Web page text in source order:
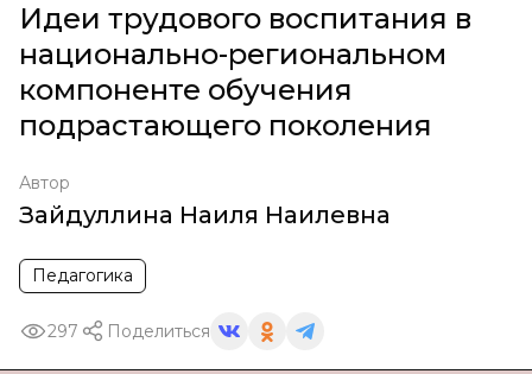
Идеи трудового воспитания в
национально-региональном
компоненте обучения
подрастающего поколения
Автор
Зайдуллина Наиля Наилевна
Педагогика
297 Поделиться